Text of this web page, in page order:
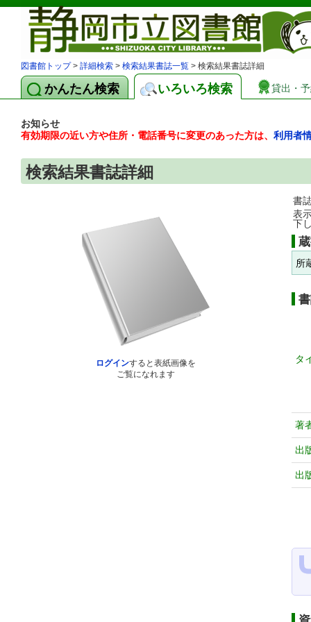
図書館トップ> 詳細検索 > 検索結果書誌一覧 > 検索結果書誌詳細
かんたん検索 いろいろ検索 貸出・
お知らせ
有効期限の近い方や住所・電話番号に変更のあった方は、 利用者
検索結果書誌詳細
ログインすると表紙画像を
ご覧になれます
書
表
下
所
タ
著
出
出